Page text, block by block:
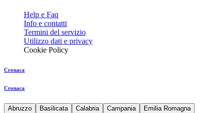
Help e Faq
Info e contatti
Termini del servizio
Utilizzo dati e privacy
Cookie Policy
Cronaca
Cronaca
Abruzzo Basilicata Calabria Campania
Emilia Romagna